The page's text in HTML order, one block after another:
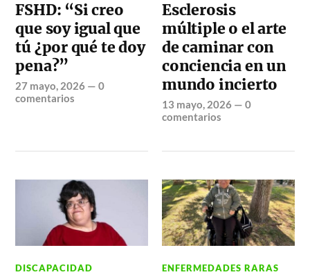
FSHD: “Si creo
que soy igual que
tú ¿por qué te doy
pena?”
27 mayo, 2026 —0
comentarios
Esclerosis
múltiple o el arte
de caminar con
conciencia en un
mundo incierto
13 mayo, 2026 —0
comentarios
DISCAPACIDAD ENFERMEDADES RARAS